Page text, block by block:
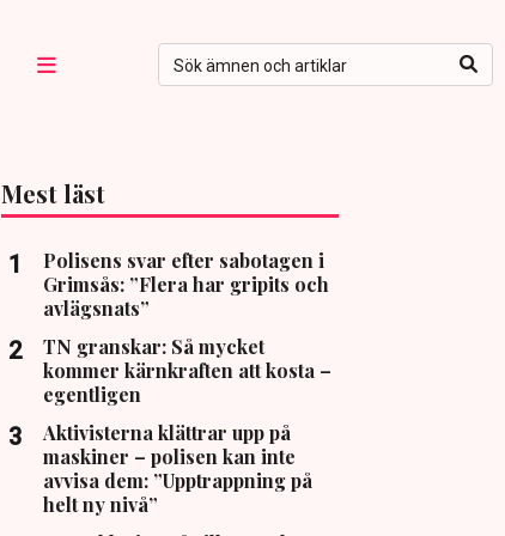
Mest läst
Polisens svar efter sabotagen i
Grimsås: ”Flera har gripits och
avlägsnats”
TN granskar: Så mycket
kommer kärnkraften att kosta –
egentligen
Aktivisterna klättrar upp på
maskiner – polisen kan inte
avvisa dem: ”Upptrappning på
helt ny nivå”